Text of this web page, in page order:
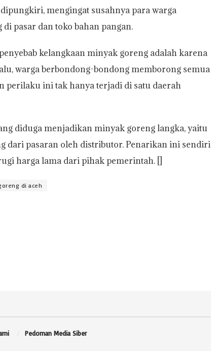
mengingat susahnya para warga
pasar dan toko bahan pangan.
kelangkaan minyak goreng adalah karena
warga berbondong-bondong memborong semua
perilaku ini tak hanya terjadi di satu daerah
diduga menjadikan minyak goreng langka, yaitu
dari pasaran oleh distributor. Penarikan ini sendiri
harga lama dari pihak pemerintah. []
di aceh
Pedoman Media Siber